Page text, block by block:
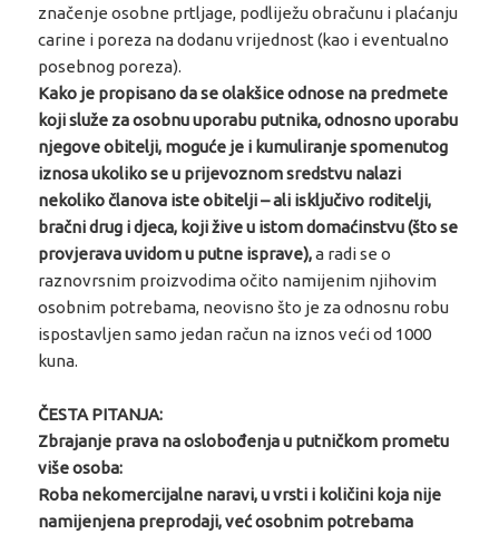
značenje osobne prtljage, podliježu obračunu i plaćanju
carine i poreza na dodanu vrijednost (kao i eventualno
posebnog poreza).
Kako je propisano da se olakšice odnose na predmete
koji služe za osobnu uporabu putnika, odnosno uporabu
njegove obitelji, moguće je i kumuliranje spomenutog
iznosa ukoliko se u prijevoznom sredstvu nalazi
nekoliko članova iste obitelji – ali isključivo roditelji,
bračni drug i djeca, koji žive u istom domaćinstvu (što se
provjerava uvidom u putne isprave),a radi se o
raznovrsnim proizvodima očito namijenim njihovim
osobnim potrebama, neovisno što je za odnosnu robu
ispostavljen samo jedan račun na iznos veći od 1000
kuna.
ČESTA PITANJA:
Zbrajanje prava na oslobođenja u putničkom prometu
više osoba:
Roba nekomercijalne naravi, u vrsti i količini koja nije
namijenjena preprodaji, već osobnim potrebama